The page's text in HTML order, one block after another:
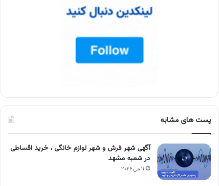
پست های مشابه
آگهی شهر فرش و شهر لوازم خانگی ، خرید اقساطی
در شعبه مشهد
۱۱ می ۲۰۲۶